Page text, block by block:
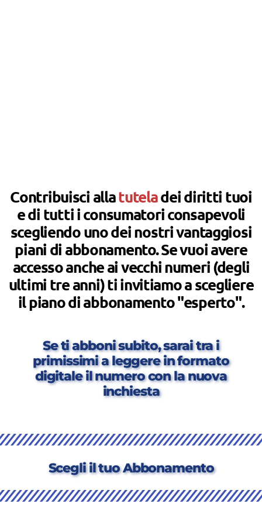
Contribuisci allatuteladei diritti tuoi
e di tutti i consumatori consapevoli
scegliendo uno dei nostri vantaggiosi
piani di abbonamento. Se vuoi avere
accesso anche ai vecchi numeri (degli
ultimi tre anni) ti invitiamo a scegliere
il piano di abbonamento "esperto".
Se ti abboni subito, sarai tra i
primissimi a leggere in formato
digitale il numero con la nuova
inchiesta
Scegli il tuo Abbonamento